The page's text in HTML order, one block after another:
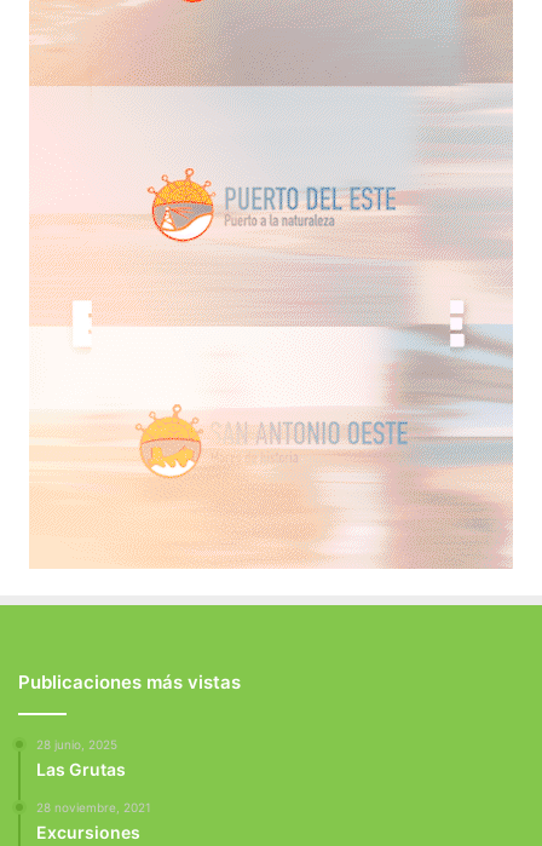
Publicaciones más vistas
28 junio, 2025
Las Grutas
28 noviembre, 2021
Excursiones